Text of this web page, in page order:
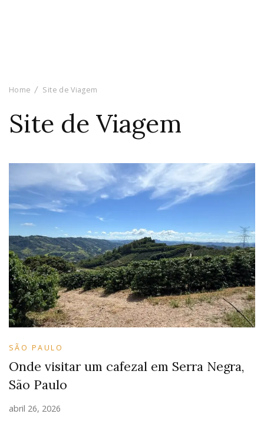
Home Site de Viagem
Site de Viagem
SÃO PAULO
Onde visitar um cafezal em Serra Negra,
São Paulo
abril 26, 2026